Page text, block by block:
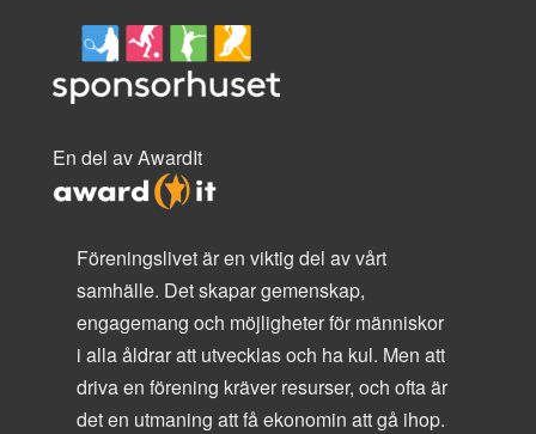
En del av AwardIt
Föreningslivet är en viktig del av vårt
samhälle. Det skapar gemenskap,
engagemang och möjligheter för människor
i alla åldrar att utvecklas och ha kul. Men att
driva en förening kräver resurser, och ofta är
det en utmaning att få ekonomin att gå ihop.